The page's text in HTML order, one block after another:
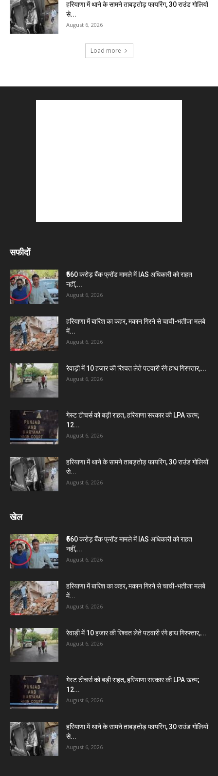
हरियाणा में थाने के सामने ताबड़तोड़ फायरिंग, 30 राउंड गोलियों
से...
August 6, 2026
Load more
सफीदों
₹560 करोड़ बैंक फ्रॉड मामले में IAS अधिकारी को राहत
नहीं,...
August 6, 2026
हरियाणा में बारिश का कहर, मकान गिरने से चाची-भतीजा मलबे
में...
August 6, 2026
रेवाड़ी में 10 हजार की रिश्वत लेते पटवारी रंगे हाथ गिरफ्तार,...
August 6, 2026
गेस्ट टीचर्स को बड़ी राहत, हरियाणा सरकार की LPA खत्म;
12...
August 6, 2026
हरियाणा में थाने के सामने ताबड़तोड़ फायरिंग, 30 राउंड गोलियों
से...
August 6, 2026
खेल
₹560 करोड़ बैंक फ्रॉड मामले में IAS अधिकारी को राहत
नहीं,...
August 6, 2026
हरियाणा में बारिश का कहर, मकान गिरने से चाची-भतीजा मलबे
में...
August 6, 2026
रेवाड़ी में 10 हजार की रिश्वत लेते पटवारी रंगे हाथ गिरफ्तार,...
August 6, 2026
गेस्ट टीचर्स को बड़ी राहत, हरियाणा सरकार की LPA खत्म;
12...
August 6, 2026
हरियाणा में थाने के सामने ताबड़तोड़ फायरिंग, 30 राउंड गोलियों
से...
August 6, 2026